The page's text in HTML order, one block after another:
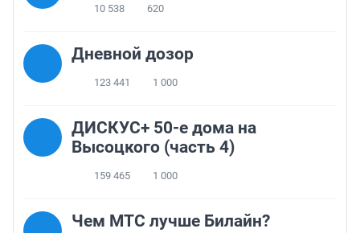
10 538 620
Дневной дозор
123 441 1 000
ДИСКУС+ 50-е дома на
Высоцкого (часть 4)
159 465 1 000
Чем МТС лучше Билайн?